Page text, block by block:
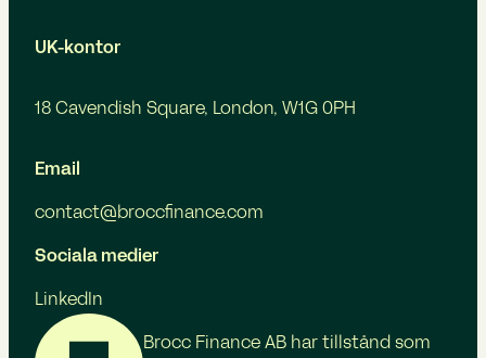
UK-kontor
18 Cavendish Square, London, W1G 0PH
Email
contact@broccfinance.com
Sociala medier
LinkedIn
Brocc Finance AB har tillstånd som